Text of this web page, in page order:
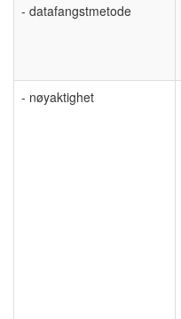
- datafangstmetode
- nøyaktighet